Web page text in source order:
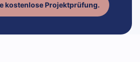
kostenlose Projektprüfung.